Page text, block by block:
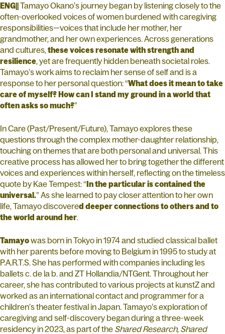
ENG||Tamayo Okano’s journey began by listening closely to the
often-overlooked voices of women burdened with caregiving
responsibilities—voices that include her mother, her
grandmother, and her own experiences. Across generations
and cultures, these voices resonate with strength and
resilience , yet are frequently hidden beneath societal roles.
Tamayo’s work aims to reclaim her sense of self and is a
response to her personal question: “What does it mean to take
care of myself? How can I stand my ground in a world that
often asks so much?”
In Care (Past/Present/Future), Tamayo explores these
questions through the complex mother-daughter relationship,
touching on themes that are both personal and universal. This
creative process has allowed her to bring together the different
voices and experiences within herself, reflecting on the timeless
quote by Kae Tempest: “In the particular is contained the
universal.” As she learned to pay closer attention to her own
life, Tamayo discovered deeper connections to others and to
the world around her
Tamayowas born in Tokyo in 1974 and studied classical ballet
with her parents before moving to Belgium in 1995 to study at
P.A.R.T.S. She has performed with companies including les
ballets c. de la b. and ZT Hollandia/NTGent. Throughout her
career, she has contributed to various projects at kunstZ and
worked as an international contact and programmer for a
children’s theater festival in Japan. Tamayo’s exploration of
caregiving and self-discovery began during a three-week
residency in 2023, as part of the Shared Research, Shared